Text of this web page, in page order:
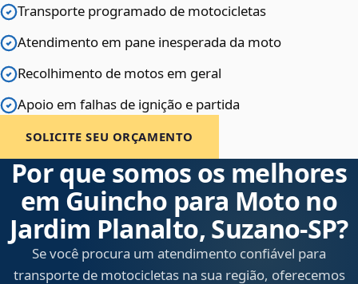
Transporte programado de motocicletas
Atendimento em pane inesperada da moto
Recolhimento de motos em geral
Apoio em falhas de ignição e partida
SOLICITE SEU ORÇAMENTO
Por que somos os melhores
em Guincho para Moto no
Jardim Planalto, Suzano‑SP?
Se você procura um atendimento confiável para
transporte de motocicletas na sua região, oferecemos